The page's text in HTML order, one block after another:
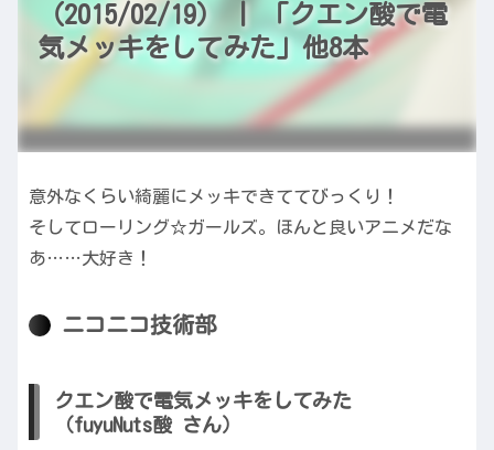
（2015/02/19） | 「クエン酸で電
気メッキをしてみた」他8本
意外なくらい綺麗にメッキできててびっくり！
そしてローリング☆ガールズ。ほんと良いアニメだな
あ……大好き！
ニコニコ技術部
クエン酸で電気メッキをしてみた
（fuyuNuts酸 さん）